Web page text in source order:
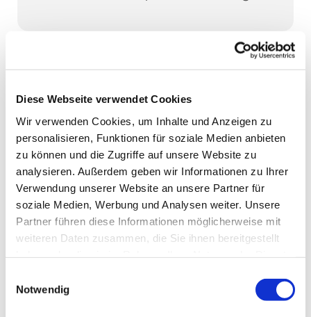
Diese Webseite verwendet Cookies
Wir verwenden Cookies, um Inhalte und Anzeigen zu
personalisieren, Funktionen für soziale Medien anbieten
zu können und die Zugriffe auf unsere Website zu
analysieren. Außerdem geben wir Informationen zu Ihrer
Verwendung unserer Website an unsere Partner für
soziale Medien, Werbung und Analysen weiter. Unsere
Partner führen diese Informationen möglicherweise mit
weiteren Daten zusammen, die Sie ihnen bereitgestellt
Notwendig